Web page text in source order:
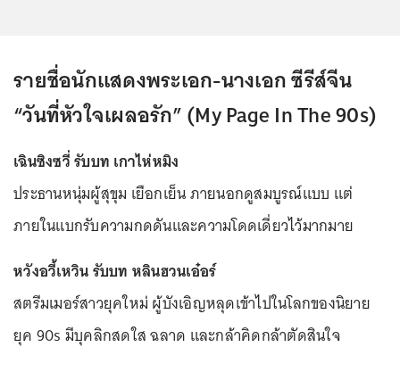
รายชื่อนักแสดงพระเอก-นางเอก ซีรีส์จีน
“วันที่หัวใจเผลอรัก” (My Page In The 90s)
เฉินซิงซวี่ รับบท เกาไห่หมิง
ประธานหนุ่มผู้สุขุม เยือกเย็น ภายนอกดูสมบูรณ์แบบ แต่
ภายในแบกรับความกดดันและความโดดเดี่ยวไว้มากมาย
หวังอวี้เหวิน รับบท หลินฮวนเอ๋อร์
สตรีมเมอร์สาวยุคใหม่ ผู้บังเอิญหลุดเข้าไปในโลกของนิยาย
ยุค 90s มีบุคลิกสดใส ฉลาด และกล้าคิดกล้าตัดสินใจ